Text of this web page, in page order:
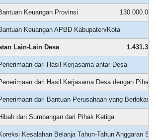
Keuangan Provinsi
Keuangan APBD Kabupaten/Kota
Lain-Lain Desa
dari Hasil Kerjasama antar Desa
dari Hasil Kerjasama Desa dengan Pihak
dari Bantuan Perusahaan yang Berlokasi
dan Sumbangan dari Pihak Ketiga
Kesalahan Belanja Tahun-Tahun Anggaran